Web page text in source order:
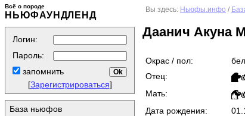
Всё о породе
НЬЮФАУНДЛЕНД
Логин:
Пароль:
запомнить
[Зарегистрироваться]
База ньюфов
Вы здесь: Ньюфы.инфо /
Даанич Акуна
Окрас / пол:
Отец:
Мать:
Дата рождения: